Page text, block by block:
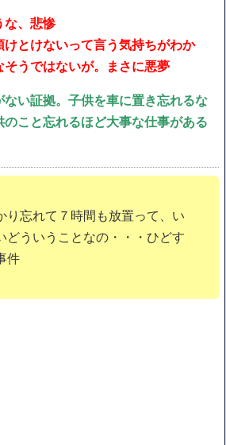
な、悲惨
とけないって言う気持ちがわか
うではないが。まさに悪夢
い証拠。子供を車に置き忘れるな
こと忘れるほど大事な仕事がある
り忘れて７時間も放置って、い
どういうことなの・・・ひどす
件